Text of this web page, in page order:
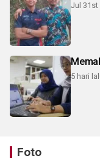
Jul 31st
5 hari
Foto